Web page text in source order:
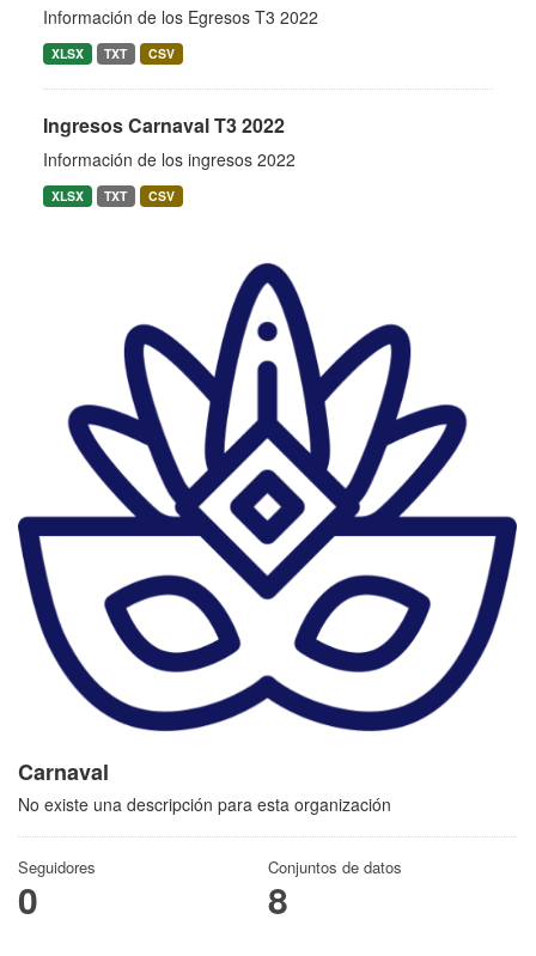
Carnaval
No existe una descripción para esta organización
Seguidores
0
Conjuntos de datos
8
Información de los Egresos T3 2022
XLSX TXT CSV
Ingresos Carnaval T3 2022
Información de los ingresos 2022
XLSX TXT CSV